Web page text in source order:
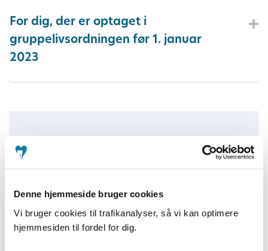
Denne hjemmeside bruger cookies
Vi bruger cookies til trafikanalyser, så vi kan optimere
hjemmesiden til fordel for dig.
For dig, der er optaget i
gruppelivsordningen før 1. januar
2023
Gruppeliv